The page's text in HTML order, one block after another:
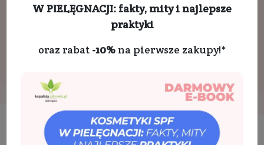
W PIELĘGNACJI: fakty, mity i najlepsze
praktyki
oraz rabat -10%na pierwsze zakupy!*